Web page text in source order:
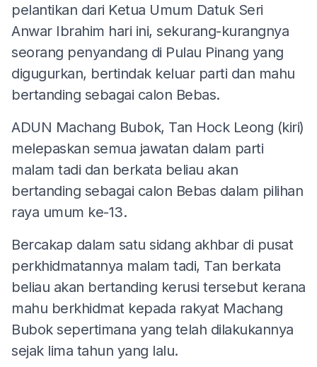
pelantikan dari Ketua Umum Datuk Seri
Anwar Ibrahim hari ini, sekurang-kurangnya
seorang penyandang di Pulau Pinang yang
digugurkan, bertindak keluar parti dan mahu
bertanding sebagai calon Bebas.
ADUN Machang Bubok, Tan Hock Leong (kiri)
melepaskan semua jawatan dalam parti
malam tadi dan berkata beliau akan
bertanding sebagai calon Bebas dalam pilihan
raya umum ke-13.
Bercakap dalam satu sidang akhbar di pusat
perkhidmatannya malam tadi, Tan berkata
beliau akan bertanding kerusi tersebut kerana
mahu berkhidmat kepada rakyat Machang
Bubok sepertimana yang telah dilakukannya
sejak lima tahun yang lalu.